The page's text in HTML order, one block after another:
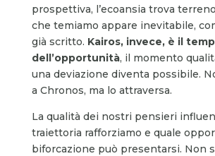
prospettiva, l’ecoansia trova
che temiamo appare inevitabile,
già scritto. Kairos, invece, è il
dell’opportunità, il momento
una deviazione diventa possibile.
a Chronos, ma lo attraversa.
La qualità dei nostri pensieri
traiettoria rafforziamo e quale
biforcazione può presentarsi. Non